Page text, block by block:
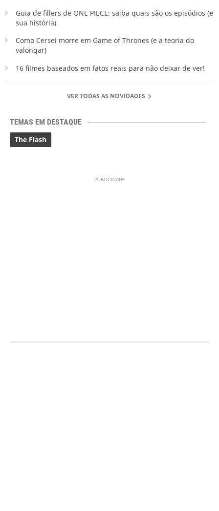
Guia de fillers de ONE PIECE: saiba quais são os episódios (e
sua história)
Como Cersei morre em Game of Thrones (e a teoria do
valonqar)
16 filmes baseados em fatos reais para não deixar de ver!
VER TODAS AS NOVIDADES
TEMAS EM DESTAQUE
The Flash